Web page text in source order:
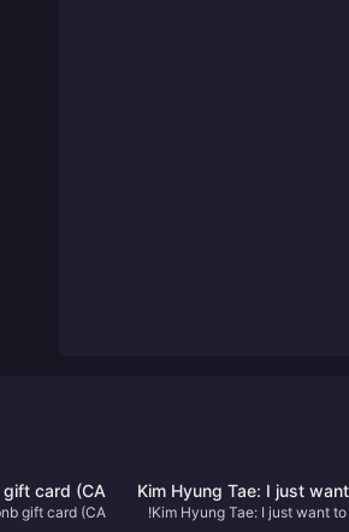
Kim Hyung Tae: I just
Kim Hyung Tae: I just want
card (CA)
gift card (CA)